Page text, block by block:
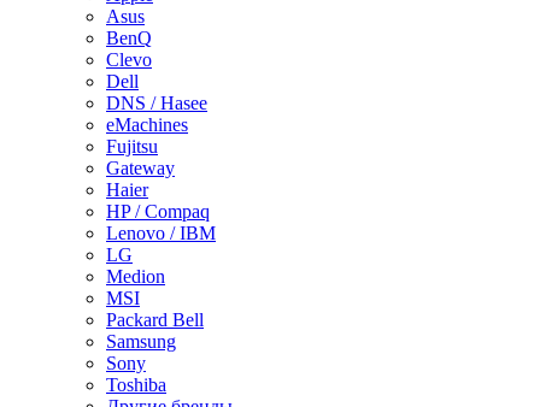
Asus
BenQ
Clevo
Dell
DNS / Hasee
eMachines
Fujitsu
Gateway
Haier
HP / Compaq
Lenovo / IBM
LG
Medion
MSI
Packard Bell
Samsung
Sony
Toshiba